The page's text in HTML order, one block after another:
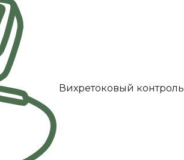
Вихретоковый контроль